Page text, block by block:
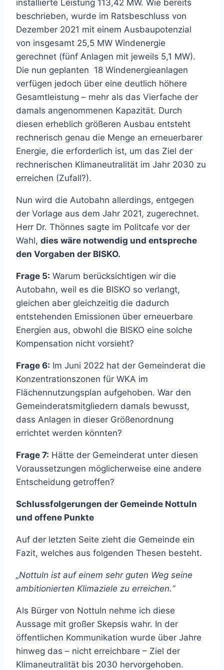
installierte Leistung 113,42 MW. Wie bereits
beschrieben, wurde im Ratsbeschluss von
Dezember 2021 mit einem Ausbaupotenzial
von insgesamt 25,5 MW Windenergie
gerechnet (fünf Anlagen mit jeweils 5,1 MW).
Die nun geplanten 18 Windenergieanlagen
verfügen jedoch über eine deutlich höhere
Gesamtleistung – mehr als das Vierfache der
damals angenommenen Kapazität. Durch
diesen erheblich größeren Ausbau entsteht
rechnerisch genau die Menge an erneuerbarer
Energie, die erforderlich ist, um das Ziel der
rechnerischen Klimaneutralität im Jahr 2030 zu
erreichen (Zufall?).
Nun wird die Autobahn allerdings, entgegen
der Vorlage aus dem Jahr 2021, zugerechnet.
Herr Dr. Thönnes sagte im Politcafe vor der
Wahl, dies wäre notwendig und entspreche
den Vorgaben der BISKO.
Frage 5: Warum berücksichtigen wir die
Autobahn, weil es die BISKO so verlangt,
gleichen aber gleichzeitig die dadurch
entstehenden Emissionen über erneuerbare
Energien aus, obwohl die BISKO eine solche
Kompensation nicht vorsieht?
Frage 6: Im Juni 2022 hat der Gemeinderat die
Konzentrationszonen für WKA im
Flächennutzungsplan aufgehoben. War den
Gemeinderatsmitgliedern damals bewusst,
dass Anlagen in dieser Größenordnung
errichtet werden könnten?
Frage 7: Hätte der Gemeinderat unter diesen
Voraussetzungen möglicherweise eine andere
Entscheidung getroffen?
Schlussfolgerungen der Gemeinde Nottuln
und offene Punkte
Auf der letzten Seite zieht die Gemeinde ein
Fazit, welches aus folgenden Thesen besteht.
„Nottuln ist auf einem sehr guten Weg seine
ambitionierten Klimaziele zu erreichen.“
Als Bürger von Nottuln nehme ich diese
Aussage mit großer Skepsis wahr. In der
öffentlichen Kommunikation wurde über Jahre
hinweg das – nicht erreichbare – Ziel der
Klimaneutralität bis 2030 hervorgehoben.